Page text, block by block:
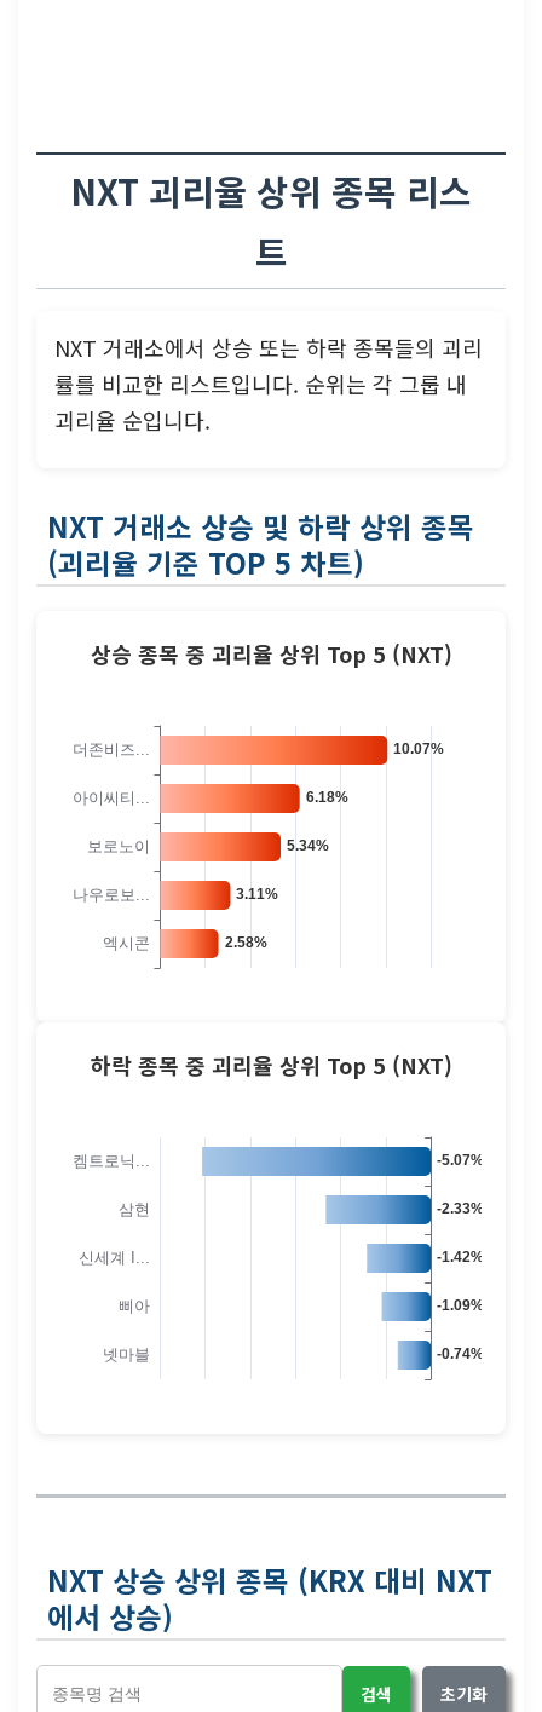
NXT 괴리율 상위 종목 리스
트
NXT 거래소에서 상승 또는 하락 종목들의 괴리
률를 비교한 리스트입니다. 순위는 각 그룹 내
괴리율 순입니다.
NXT 거래소 상승 및 하락 상위 종목
(괴리율 기준 TOP 5 차트)
상승 종목 중 괴리율 상위 Top 5 (NXT)
하락 종목 중 괴리율 상위 Top 5 (NXT)
NXT 상승 상위 종목 (KRX 대비 NXT
에서 상승)
검색 초기화